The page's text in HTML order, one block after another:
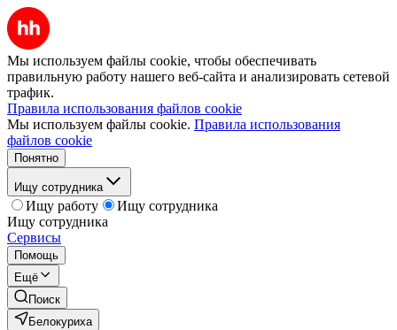
Мы используем файлы cookie, чтобы обеспечивать
правильную работу нашего веб-сайта и анализировать сетевой
трафик.
Правила использования файлов cookie
Мы используем файлы cookie. Правила использования
файлов cookie
Понятно
Ищу сотрудника
Ищу работу
Ищу сотрудника
Ищу сотрудника
Сервисы
Помощь
Ещё
Поиск
Белокуриха